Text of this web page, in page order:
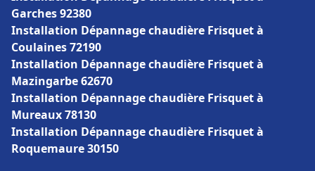
Garches 92380
Installation Dépannage chaudière Frisquet à
Coulaines 72190
Installation Dépannage chaudière Frisquet à
Mazingarbe 62670
Installation Dépannage chaudière Frisquet à
Mureaux 78130
Installation Dépannage chaudière Frisquet à
Roquemaure 30150